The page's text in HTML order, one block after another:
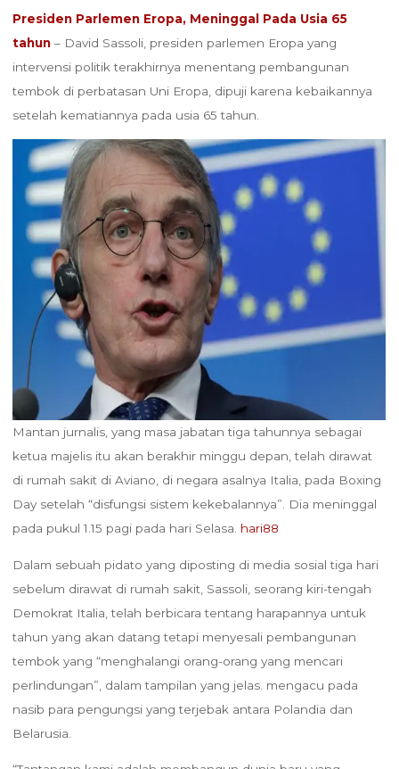
Presiden Parlemen Eropa, Meninggal Pada Usia 65
tahun – David Sassoli, presiden parlemen Eropa yang
intervensi politik terakhirnya menentang pembangunan
tembok di perbatasan Uni Eropa, dipuji karena kebaikannya
setelah kematiannya pada usia 65 tahun.
Mantan jurnalis, yang masa jabatan tiga tahunnya sebagai
ketua majelis itu akan berakhir minggu depan, telah dirawat
di rumah sakit di Aviano, di negara asalnya Italia, pada Boxing
Day setelah “disfungsi sistem kekebalannya”. Dia meninggal
pada pukul 1.15 pagi pada hari Selasa. hari88
Dalam sebuah pidato yang diposting di media sosial tiga hari
sebelum dirawat di rumah sakit, Sassoli, seorang kiri-tengah
Demokrat Italia, telah berbicara tentang harapannya untuk
tahun yang akan datang tetapi menyesali pembangunan
tembok yang “menghalangi orang-orang yang mencari
perlindungan”, dalam tampilan yang jelas. mengacu pada
nasib para pengungsi yang terjebak antara Polandia dan
Belarusia.